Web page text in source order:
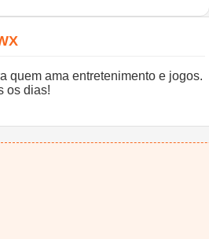
quem ama entretenimento e jogos.
os dias!